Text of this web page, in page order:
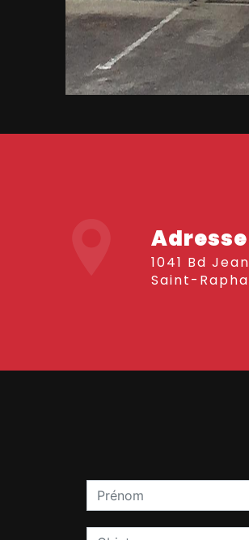
Adresse
1041 Bd Jean Moulin, 83700
Saint-